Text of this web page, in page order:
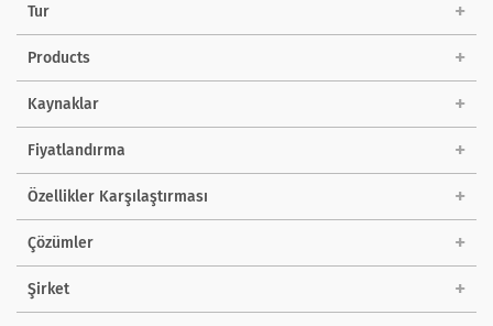
Tur
Products
Kaynaklar
Fiyatlandırma
Özellikler Karşılaştırması
Çözümler
Şirket